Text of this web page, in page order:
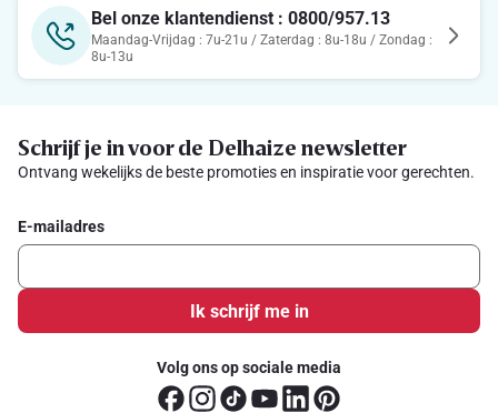
Bel onze klantendienst : 0800/957.13
Maandag-Vrijdag : 7u-21u / Zaterdag : 8u-18u / Zondag :
8u-13u
Schrijf je in voor de Delhaize newsletter
Ontvang wekelijks de beste promoties en inspiratie voor gerechten.
E-mailadres
Ik schrijf me in
Volg ons op sociale media